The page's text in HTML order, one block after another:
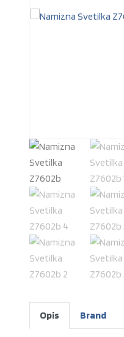
Opis Brand